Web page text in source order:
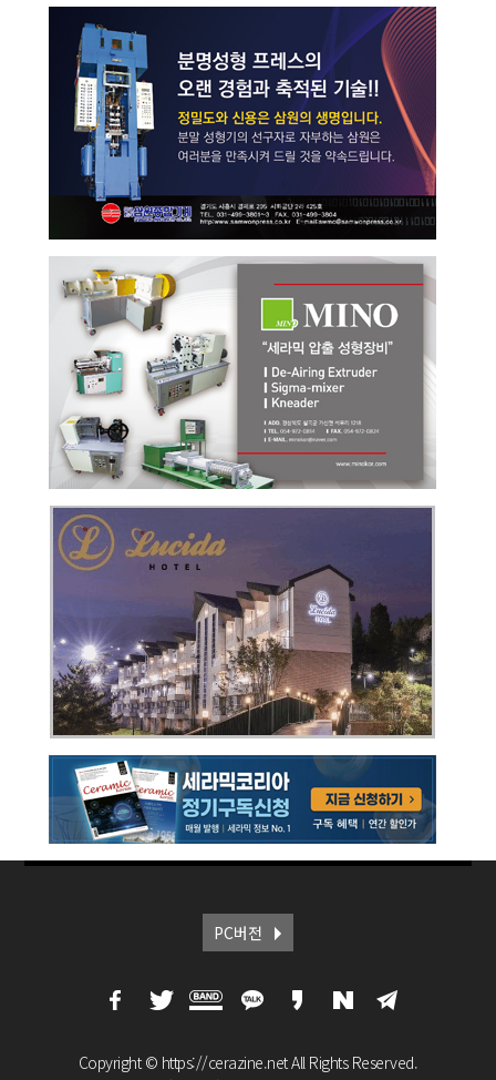
PC버전
Copyright © https://cerazine.net All Rights Reserved.